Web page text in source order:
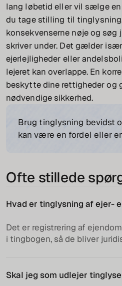
lang løbetid eller vil sælge
du tage stilling til
konsekvenserne nøje og søg
skriver under. Det gælder
ejerlejligheder eller
lejeret kan overlappe. En
beskytte dine rettigheder og
nødvendige sikkerhed.
Brug tinglysning bevidst
kan være en fordel eller
Ofte stillede
Hvad er tinglysning af ejer-
Det er registrering af
i tingbogen, så de bliver
Skal jeg som udlejer